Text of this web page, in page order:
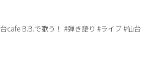
cafe B.B.で歌う！ #弾き語り #ライブ #仙台